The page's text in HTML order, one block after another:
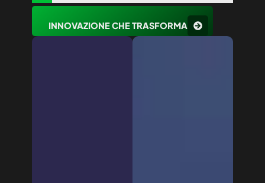
INNOVAZIONE CHE TRASFORMA